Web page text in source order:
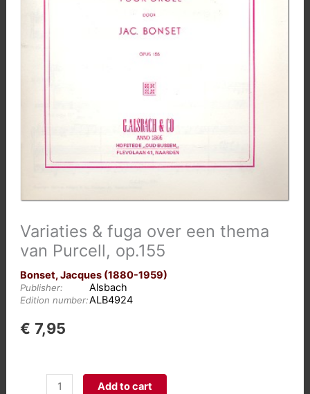
Variaties & fuga over een thema
van Purcell, op.155
Bonset, Jacques (1880-1959)
Publisher: Alsbach
Edition number:ALB4924
€ 7,95
Variaties
Add to cart